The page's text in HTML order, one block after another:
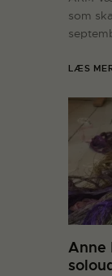
som
LÆS
Anne